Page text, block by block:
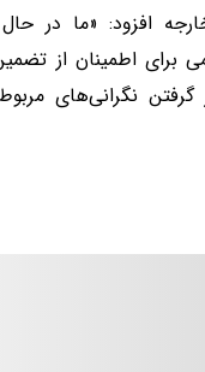
افزود: «ما در
برای اطمینان از
نگرانی‌های